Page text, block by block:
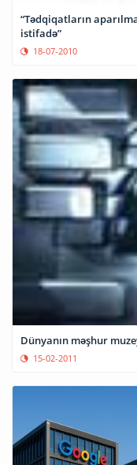
“Tədqiqatların
istifadə”
18-07-2010
Dünyanın məşhur
15-02-2011